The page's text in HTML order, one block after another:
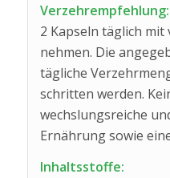
Verzehrempfehlung:
2 Kapseln täglich
nehmen. Die
tägliche
schritten werden.
wechs­lungs­reiche
Ernährung sowie
Inhaltsstoffe: